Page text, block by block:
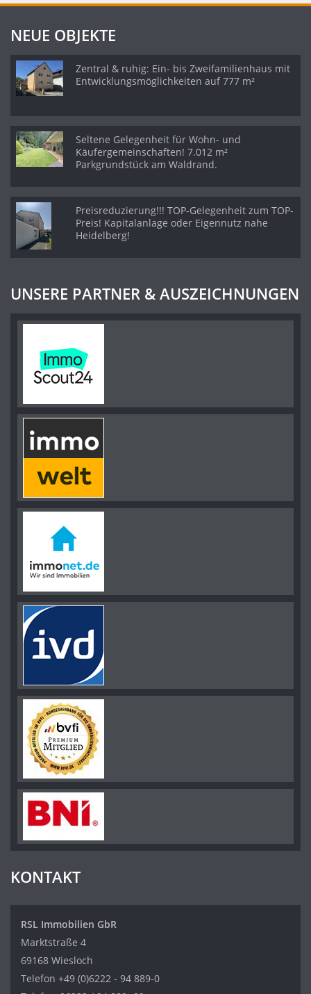
NEUE OBJEKTE
Zentral & ruhig: Ein- bis Zweifamilienhaus mit
Entwicklungsmöglichkeiten auf 777 m²
Seltene Gelegenheit für Wohn- und
Käufergemeinschaften! 7.012 m²
Parkgrundstück am Waldrand.
Preisreduzierung!!! TOP-Gelegenheit zum TOP-
Preis! Kapitalanlage oder Eigennutz nahe
Heidelberg!
UNSERE PARTNER & AUSZEICHNUNGEN
KONTAKT
RSL Immobilien GbR
Marktstraße 4
69168 Wiesloch
Telefon +49 (0)6222 - 94 889-0